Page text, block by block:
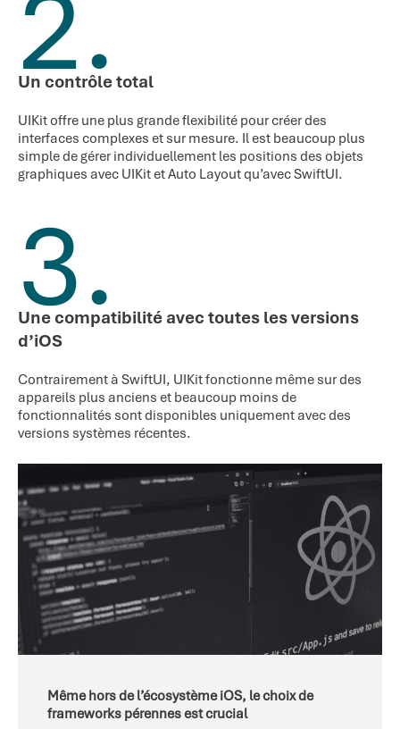
2.
Un contrôle total
UIKit offre une plus grande flexibilité pour créer des
interfaces complexes et sur mesure. Il est beaucoup plus
simple de gérer individuellement les positions des objets
graphiques avec UIKit et Auto Layout qu’avec SwiftUI.
3.
Une compatibilité avec toutes les versions
d’iOS
Contrairement à SwiftUI, UIKit fonctionne même sur des
appareils plus anciens et beaucoup moins de
fonctionnalités sont disponibles uniquement avec des
versions systèmes récentes.
Même hors de l’écosystème iOS, le choix de
frameworks pérennes est crucial